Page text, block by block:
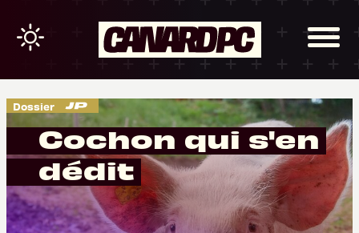
Dossier
Cochon qui s'en
dédit